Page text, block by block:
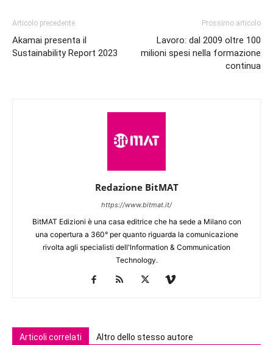
Articolo precedente
Akamai presenta il
Sustainability Report 2023
Prossimo articolo
Lavoro: dal 2009 oltre 100
milioni spesi nella formazione
continua
Redazione BitMAT
https://www.bitmat.it/
BitMAT Edizioni è una casa editrice che ha sede a Milano con
una copertura a 360° per quanto riguarda la comunicazione
rivolta agli specialisti dell'lnformation & Communication
Technology.
Articoli correlati Altro dello stesso autore